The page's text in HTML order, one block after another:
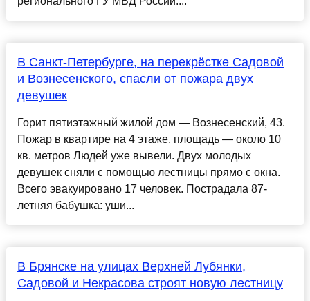
В Санкт-Петербурге, на перекрёстке Садовой
и Вознесенского, спасли от пожара двух
девушек
Горит пятиэтажный жилой дом — Вознесенский, 43.
Пожар в квартире на 4 этаже, площадь — около 10
кв. метров Людей уже вывели. Двух молодых
девушек сняли с помощью лестницы прямо с окна.
Всего эвакуировано 17 человек. Пострадала 87-
летняя бабушка: уши...
В Брянске на улицах Верхней Лубянки,
Садовой и Некрасова строят новую лестницу